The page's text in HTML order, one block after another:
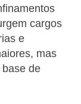
cargos
e
mas
de